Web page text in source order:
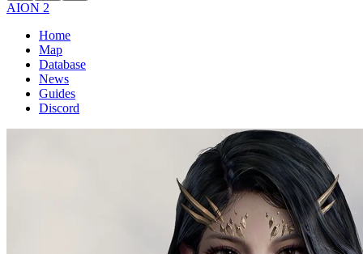
AION 2
Home
Map
Database
News
Guides
Discord